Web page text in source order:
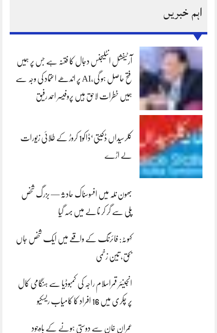
اہم خبریں
آرٹیفشل انٹلیجنس دجال کا فتنہ ہے جس پر ہمیں
فتح حاصل ہو گی،AI پر اندھے اعتماد کی وجہ سے
ہمیں خطرات لاحق ہیں پروفیسر احمد رفیق
کلرسیداں ڈکیتی‘ڈاکو1 کروڑ کے طلائی زیورات
لے اڑے
بھون نلہ میں افسوسناک حادثہ — بزرگ شخص
پلی سے گر کر نالے میں بہہ گیا
کہوٹہ: فائرنگ کے واقعے میں ایک شخص جاں
بحق، تین زخمی
انجینئر قمراسلام راجہ کی کمبوڈیا سے ہنگامی کال
پر چکری میں 16 افراد کا کامیاب ریسکیو
عمران خان سے دوستی ہونے کے باوجود